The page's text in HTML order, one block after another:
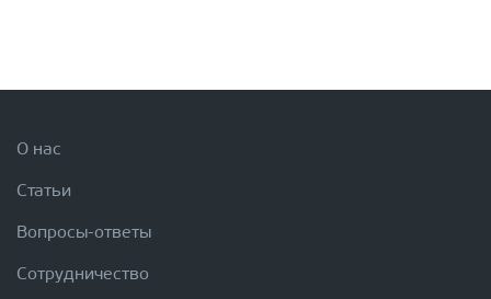
О нас
Статьи
Вопросы-ответы
Сотрудничество